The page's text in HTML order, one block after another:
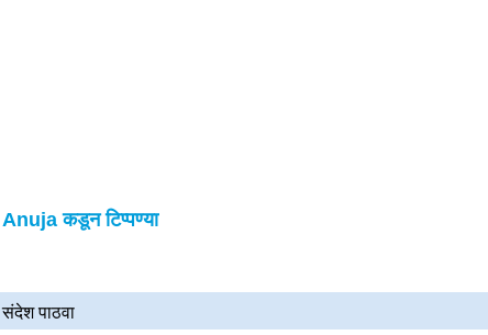
Anuja कडून टिप्पण्या
संदेश पाठवा